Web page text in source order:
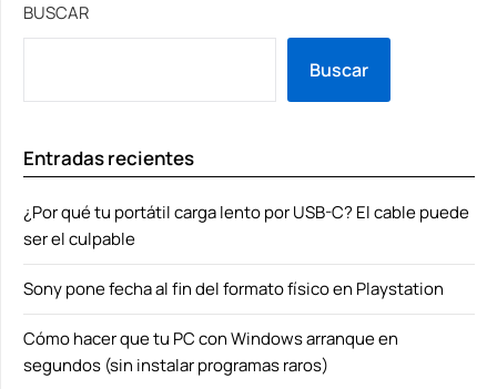
BUSCAR
Buscar
Entradas recientes
¿Por qué tu portátil carga lento por USB-C? El cable puede
ser el culpable
Sony pone fecha al fin del formato físico en Playstation
Cómo hacer que tu PC con Windows arranque en
segundos (sin instalar programas raros)